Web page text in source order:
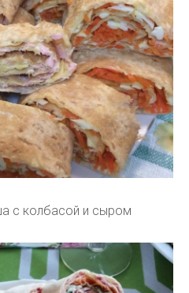
с колбасой и сыром